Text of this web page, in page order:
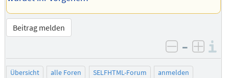
Beitrag melden
negativ
–
Übersicht alle Foren SELFHTML-Forum anmelden